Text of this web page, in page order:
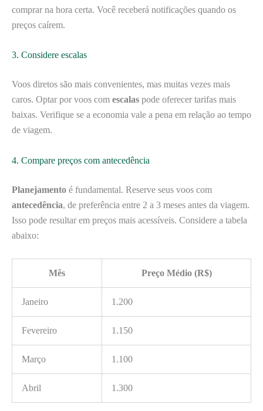
comprar na hora certa. Você receberá notificações quando os
preços caírem.
3. Considere escalas
Voos diretos são mais convenientes, mas muitas vezes mais
caros. Optar por voos com escalas pode oferecer tarifas mais
baixas. Verifique se a economia vale a pena em relação ao tempo
de viagem.
4. Compare preços com antecedência
Planejamento é fundamental. Reserve seus voos com
antecedência, de preferência entre 2 a 3 meses antes da viagem.
Isso pode resultar em preços mais acessíveis. Considere a tabela
abaixo:
Mês Preço Médio (R$)
Janeiro 1.200
Fevereiro 1.150
Março 1.100
Abril 1.300